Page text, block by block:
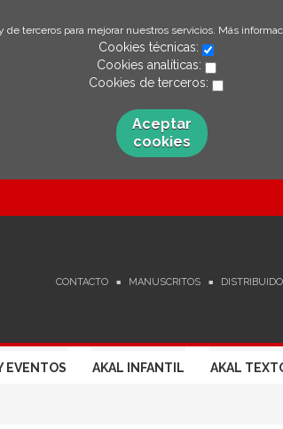
de terceros para mejorar nuestros servicios. Más
Cookies técnicas:
Cookies analíticas:
Cookies de terceros:
Aceptar
cookies
CONTACTO MANUSCRITOS
EVENTOS AKAL INFANTIL AKAL